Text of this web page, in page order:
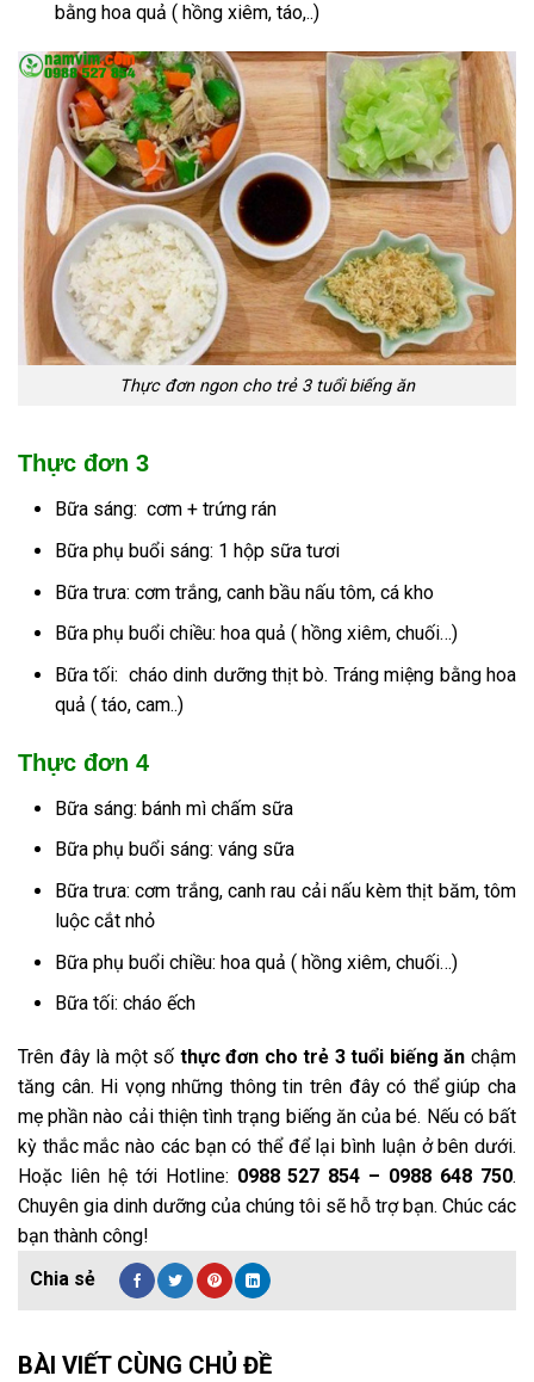
bằng hoa quả ( hồng xiêm, táo,..)
Thực đơn ngon cho trẻ 3 tuổi biếng ăn
Thực đơn 3
Bữa sáng: cơm + trứng rán
Bữa phụ buổi sáng: 1 hộp sữa tươi
Bữa trưa: cơm trắng, canh bầu nấu tôm, cá kho
Bữa phụ buổi chiều: hoa quả ( hồng xiêm, chuối…)
Bữa tối: cháo dinh dưỡng thịt bò. Tráng miệng bằng hoa
quả ( táo, cam..)
Thực đơn 4
Bữa sáng: bánh mì chấm sữa
Bữa phụ buổi sáng: váng sữa
Bữa trưa: cơm trắng, canh rau cải nấu kèm thịt băm, tôm
luộc cắt nhỏ
Bữa phụ buổi chiều: hoa quả ( hồng xiêm, chuối…)
Bữa tối: cháo ếch
Trên đây là một số thực đơn cho trẻ 3 tuổi biếng ăn chậm
tăng cân. Hi vọng những thông tin trên đây có thể giúp cha
mẹ phần nào cải thiện tình trạng biếng ăn của bé. Nếu có bất
kỳ thắc mắc nào các bạn có thể để lại bình luận ở bên dưới.
Hoặc liên hệ tới Hotline: 0988 527 854 – 0988 648 750.
Chuyên gia dinh dưỡng của chúng tôi sẽ hỗ trợ bạn. Chúc các
bạn thành công!
BÀI VIẾT CÙNG CHỦ ĐỀ